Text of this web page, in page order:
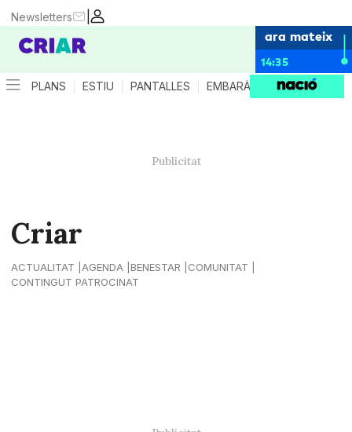
|
Newsletters
ara mateix
14:35
PLANS ESTIU PANTALLES EMBARÀS CRIANÇA
Criar
ACTUALITAT AGENDA BENESTAR
COMUNITAT
CONTINGUT PATROCINAT